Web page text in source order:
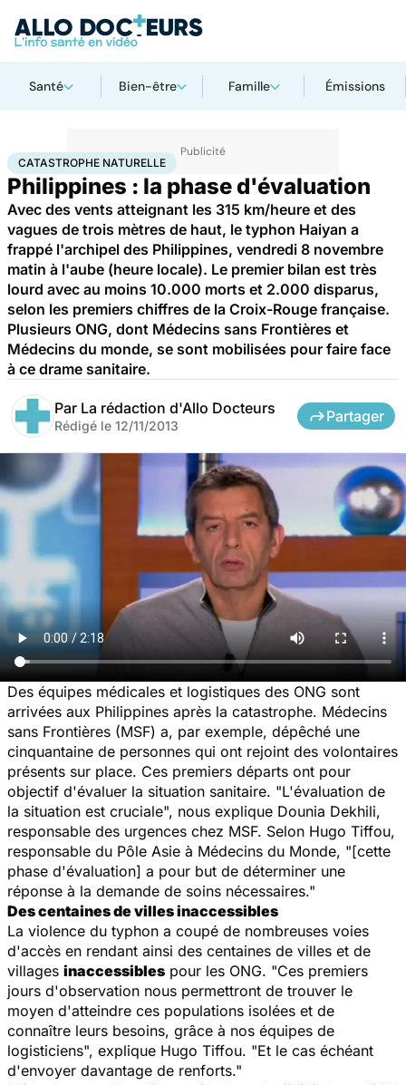
Santé Bien-être Famille Émissions
AccueilSantéCatastrophe naturelle
CATASTROPHE NATURELLE
Philippines : la phase d'évaluation
Avec des vents atteignant les 315 km/heure et des
vagues de trois mètres de haut, le typhon Haiyan a
frappé l'archipel des Philippines, vendredi 8 novembre
matin à l'aube (heure locale). Le premier bilan est très
lourd avec au moins 10.000 morts et 2.000 disparus,
selon les premiers chiffres de la Croix-Rouge française.
Plusieurs ONG, dont Médecins sans Frontières et
Médecins du monde, se sont mobilisées pour faire face
à ce drame sanitaire.
Par La rédaction d'Allo Docteurs
Rédigé le 12/11/2013
Partager
Des équipes médicales et logistiques des ONG sont
arrivées aux Philippines après la catastrophe. Médecins
sans Frontières (MSF) a, par exemple, dépêché une
cinquantaine de personnes qui ont rejoint des volontaires
présents sur place. Ces premiers départs ont pour
objectif d'évaluer la situation sanitaire. "L'évaluation de
la situation est cruciale", nous explique Dounia Dekhili,
responsable des urgences chez MSF. Selon Hugo Tiffou,
responsable du Pôle Asie à Médecins du Monde, "[cette
phase d'évaluation] a pour but de déterminer une
réponse à la demande de soins nécessaires."
Des centaines de villes inaccessibles
La violence du typhon a coupé de nombreuses voies
d'accès en rendant ainsi des centaines de villes et de
villages inaccessibles pour les ONG. "Ces premiers
jours d'observation nous permettront de trouver le
moyen d'atteindre ces populations isolées et de
connaître leurs besoins, grâce à nos équipes de
logisticiens", explique Hugo Tiffou. "Et le cas échéant
d'envoyer davantage de renforts."